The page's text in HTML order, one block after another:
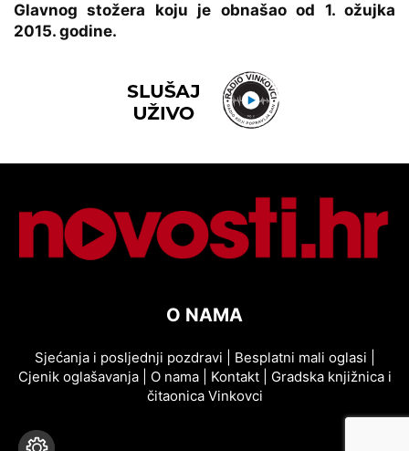
Glavnog stožera koju je obnašao od 1. ožujka
2015. godine.
O NAMA
Sjećanja i posljednji pozdravi Besplatni mali oglasi
Cjenik oglašavanja| O nama| Kontakt| Gradska knjižnica i
čitaonica Vinkovci